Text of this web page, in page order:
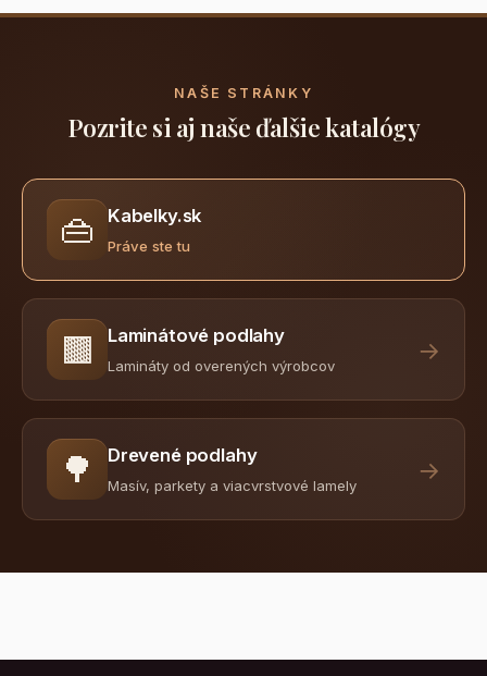
NAŠE STRÁNKY
Pozrite si aj naše ďalšie katalógy
👜 Kabelky.sk
Práve ste tu
🟫 Laminátové podlahy
Lamináty od overených výrobcov
→
🌳 Drevené podlahy
Masív, parkety a viacvrstvové lamely
→